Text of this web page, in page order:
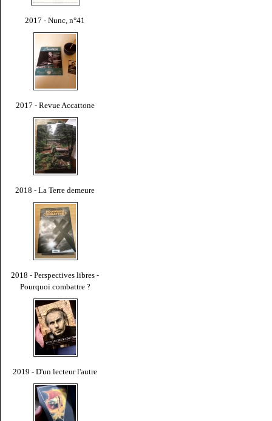
2017 - Nunc, n°41
2017 - Revue Accattone
2018 - La Terre demeure
2018 - Perspectives libres -
Pourquoi combattre ?
2019 - D'un lecteur l'autre